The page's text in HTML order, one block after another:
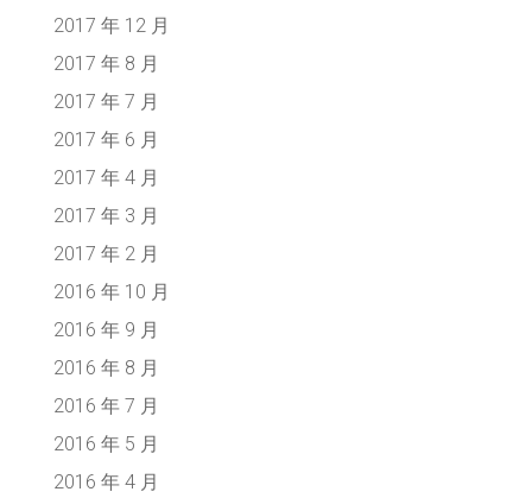
2017 年 12 月
2017 年 8 月
2017 年 7 月
2017 年 6 月
2017 年 4 月
2017 年 3 月
2017 年 2 月
2016 年 10 月
2016 年 9 月
2016 年 8 月
2016 年 7 月
2016 年 5 月
2016 年 4 月